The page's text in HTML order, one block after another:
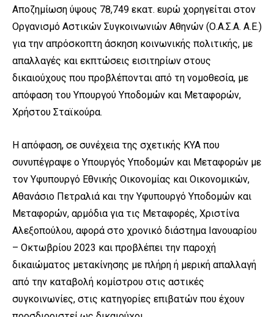
Αποζημίωση ύψους 78,749 εκατ. ευρώ χορηγείται στον
Οργανισμό Αστικών Συγκοινωνιών Αθηνών (Ο.Α.Σ.Α. Α.Ε.)
για την απρόσκοπτη άσκηση κοινωνικής πολιτικής, με
απαλλαγές και εκπτώσεις εισιτηρίων στους
δικαιούχους που προβλέπονται από τη νομοθεσία, με
απόφαση του Υπουργού Υποδομών και Μεταφορών,
Χρήστου Σταϊκούρα.
Η απόφαση, σε συνέχεια της σχετικής ΚΥΑ που
συνυπέγραψε ο Υπουργός Υποδομών και Μεταφορών με
τον Υφυπουργό Εθνικής Οικονομίας και Οικονομικών,
Αθανάσιο Πετραλιά και την Υφυπουργό Υποδομών και
Μεταφορών, αρμόδια για τις Μεταφορές, Χριστίνα
Αλεξοπούλου, αφορά στο χρονικό διάστημα Ιανουαρίου
– Οκτωβρίου 2023 και προβλέπει την παροχή
δικαιώματος μετακίνησης με πλήρη ή μερική απαλλαγή
από την καταβολή κομίστρου στις αστικές
συγκοινωνίες, στις κατηγορίες επιβατών που έχουν